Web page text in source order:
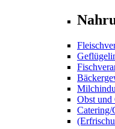
Obst und
Catering/